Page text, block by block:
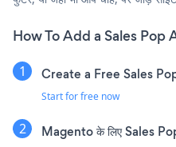
How To Add a Sales
Create a Free Sales
Start for free now
Magento के लिए Sales Pop